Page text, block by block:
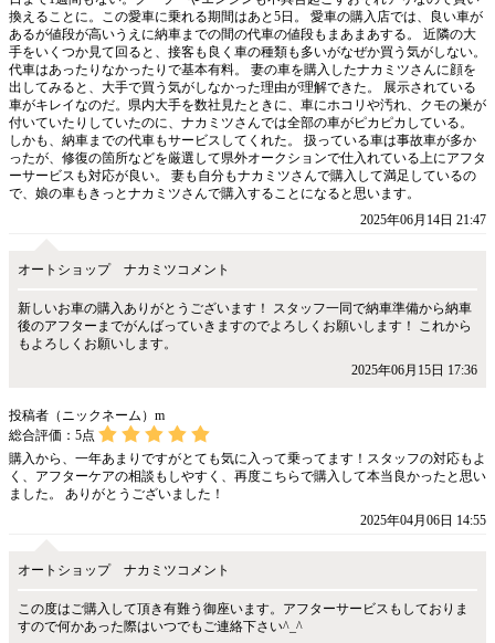
換えることに。この愛車に乗れる期間はあと5日。 愛車の購入店では、良い車が
あるが値段が高いうえに納車までの間の代車の値段もまあまあする。 近隣の大
手をいくつか見て回ると、接客も良く車の種類も多いがなぜか買う気がしない。
代車はあったりなかったりで基本有料。 妻の車を購入したナカミツさんに顔を
出してみると、大手で買う気がしなかった理由が理解できた。 展示されている
車がキレイなのだ。県内大手を数社見たときに、車にホコリや汚れ、クモの巣が
付いていたりしていたのに、ナカミツさんでは全部の車がピカピカしている。
しかも、納車までの代車もサービスしてくれた。 扱っている車は事故車が多か
ったが、修復の箇所などを厳選して県外オークションで仕入れている上にアフタ
ーサービスも対応が良い。 妻も自分もナカミツさんで購入して満足しているの
で、娘の車もきっとナカミツさんで購入することになると思います。
2025年06月14日 21:47
オートショップ ナカミツコメント
新しいお車の購入ありがとうございます！ スタッフ一同で納車準備から納車
後のアフターまでがんばっていきますのでよろしくお願いします！ これから
もよろしくお願いします。
2025年06月15日 17:36
投稿者（ニックネーム）m
総合評価： 5点
購入から、一年あまりですがとても気に入って乗ってます！スタッフの対応もよ
く、アフターケアの相談もしやすく、再度こちらで購入して本当良かったと思い
ました。 ありがとうございました！
2025年04月06日 14:55
オートショップ ナカミツコメント
この度はご購入して頂き有難う御座います。アフターサービスもしておりま
すので何かあった際はいつでもご連絡下さい^_^